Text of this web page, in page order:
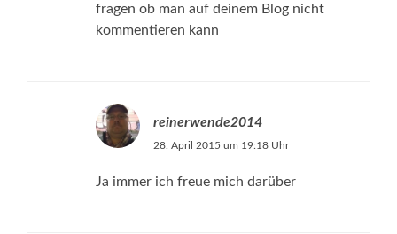
fragen ob man auf deinem Blog nicht
kommentieren kann
reinerwende2014
28. April 2015 um 19:18 Uhr
Ja immer ich freue mich darüber